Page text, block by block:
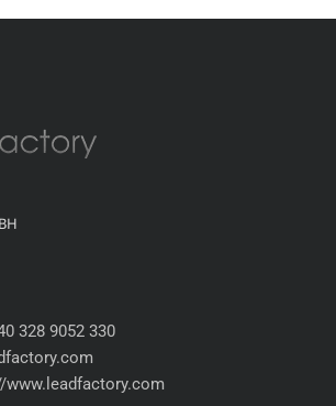
328 9052 330
www.leadfactory.com